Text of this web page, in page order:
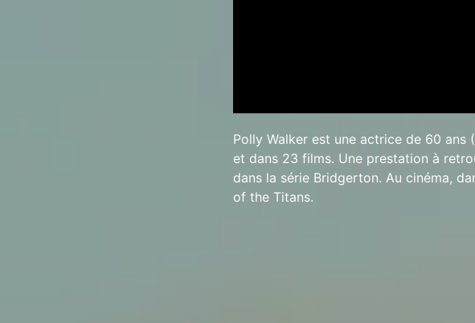
Polly Walker est une actrice de 60 ans
et dans 23 films. Une prestation à
dans la série Bridgerton. Au cinéma,
of the Titans.